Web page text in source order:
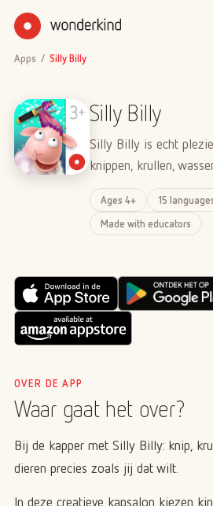
Apps / Silly Billy
Silly Billy
Silly Billy is echt
knippen, krullen,
Ages 4+
15
Made with educators
OVER DE APP
Waar gaat het over?
Bij de kapper met Silly Billy: knip,
dieren precies zoals jij dat wilt.
In deze creatieve kapsalon kiezen